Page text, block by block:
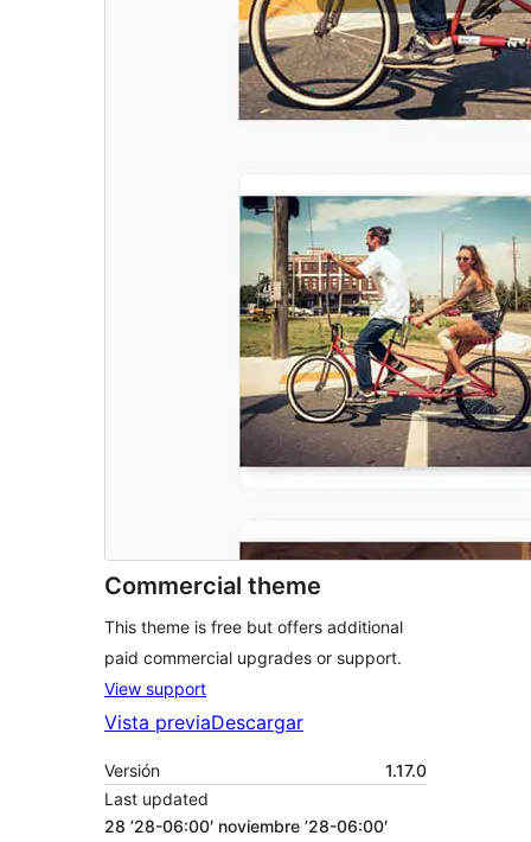
Commercial theme
This theme is free but offers additional
paid commercial upgrades or support.
View support
Vista previaDescargar
Versión
1.17.0
Last updated
28 ’28-06:00′ noviembre ’28-06:00′